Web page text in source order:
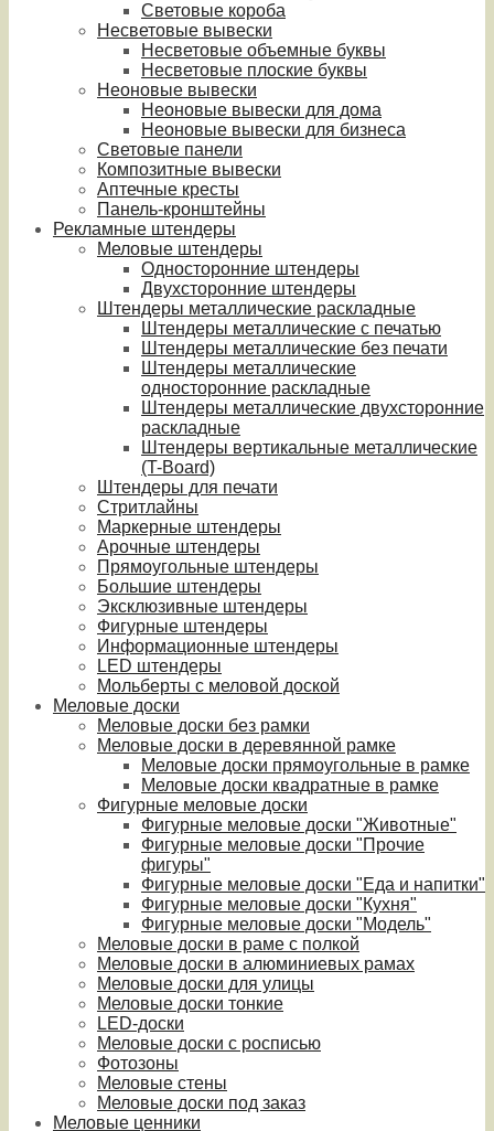
Световые короба
Несветовые вывески
Несветовые объемные буквы
Несветовые плоские буквы
Неоновые вывески
Неоновые вывески для дома
Неоновые вывески для бизнеса
Световые панели
Композитные вывески
Аптечные кресты
Панель-кронштейны
Рекламные штендеры
Меловые штендеры
Односторонние штендеры
Двухсторонние штендеры
Штендеры металлические раскладные
Штендеры металлические с печатью
Штендеры металлические без печати
Штендеры металлические
односторонние раскладные
Штендеры металлические двухсторонние
раскладные
Штендеры вертикальные металлические
(T-Board)
Штендеры для печати
Стритлайны
Маркерные штендеры
Арочные штендеры
Прямоугольные штендеры
Большие штендеры
Эксклюзивные штендеры
Фигурные штендеры
Информационные штендеры
LED штендеры
Мольберты с меловой доской
Меловые доски
Меловые доски без рамки
Меловые доски в деревянной рамке
Меловые доски прямоугольные в рамке
Меловые доски квадратные в рамке
Фигурные меловые доски
Фигурные меловые доски "Животные"
Фигурные меловые доски "Прочие
фигуры"
Фигурные меловые доски "Еда и напитки"
Фигурные меловые доски "Кухня"
Фигурные меловые доски "Модель"
Меловые доски в раме с полкой
Меловые доски в алюминиевых рамах
Меловые доски для улицы
Меловые доски тонкие
LED-доски
Меловые доски с росписью
Фотозоны
Меловые стены
Меловые доски под заказ
Меловые ценники